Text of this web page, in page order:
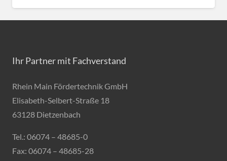
180Ah
von
Ihr Partner mit Fachverstand
Rhein Main Fördertechnik GmbH
Elisabeth-Selbert-Straße 18
63128 Dietzenbach
Tel.: 06074 – 48685-0
Fax: 06074 – 48685-28